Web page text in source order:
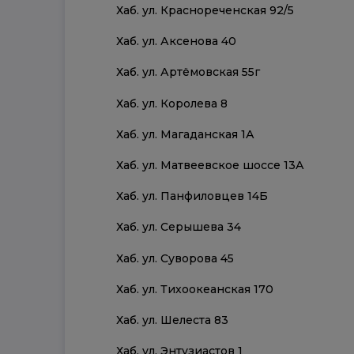
Хаб. ул. Краснореченская 92/5
Хаб. ул. Аксенова 40
Хаб. ул. Артёмовская 55г
Хаб. ул. Королева 8
Хаб. ул. Магаданская 1А
Хаб. ул. Матвеевское шоссе 13А
Хаб. ул. Панфиловцев 14Б
Хаб. ул. Серышева 34
Хаб. ул. Суворова 45
Хаб. ул. Тихоокеанская 170
Хаб. ул. Шелеста 83
Хаб. ул. Энтузиастов 1